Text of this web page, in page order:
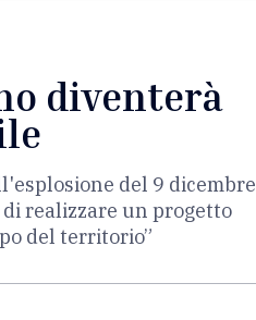
diventerà
del 9 dicembre
realizzare un progetto
del territorio”